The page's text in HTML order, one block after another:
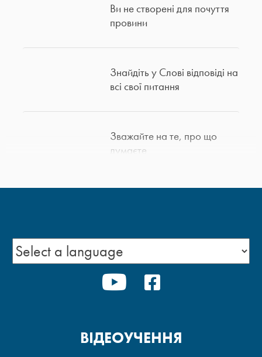
Ви не створені для почуття
провини
Знайдіть у Слові відповіді на
всі свої питання
Зважайте на те, про що
думаєте
Сила єдності в Христі
Найкращий початок дня
YOUTUBE
ВІДЕОУЧЕННЯ